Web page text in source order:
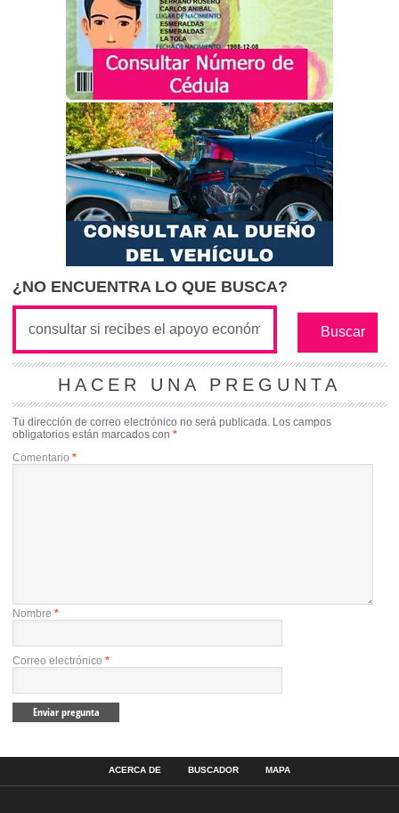
¿NO ENCUENTRA LO QUE BUSCA?
HACER UNA PREGUNTA
Tu dirección de correo electrónico no será publicada. Los campos
obligatorios están marcados con *
Comentario *
Nombre *
Correo electrónico *
ACERCA DE BUSCADOR MAPA